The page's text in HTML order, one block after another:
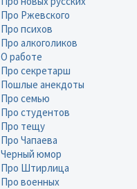
Про Ржевского
Про психов
Про алкоголиков
О работе
Про секретарш
Пошлые анекдоты
Про семью
Про студентов
Про тещу
Про Чапаева
Черный юмор
Про Штирлица
Про военных